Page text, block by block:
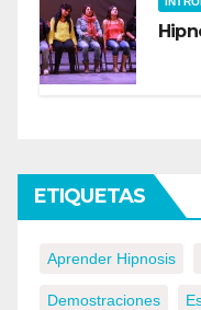
ETIQUETAS
Aprender Hipnosis
Demostraciones